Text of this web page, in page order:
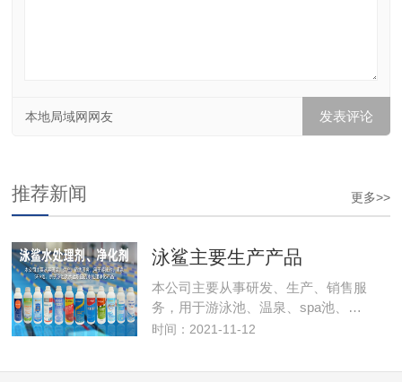
本地局域网网友
更多>>
推荐新闻
泳鲨主要生产产品
本公司主要从事研发、生产、销售服
务，用于游泳池、温泉、spa池、…
时间：2021-11-12